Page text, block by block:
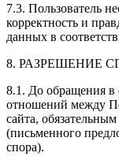
7.3. Пользователь
корректность и
данных в
8. РАЗРЕШЕНИЕ
8.1. До обращения в
отношений между
сайта,
(письменного
спора).